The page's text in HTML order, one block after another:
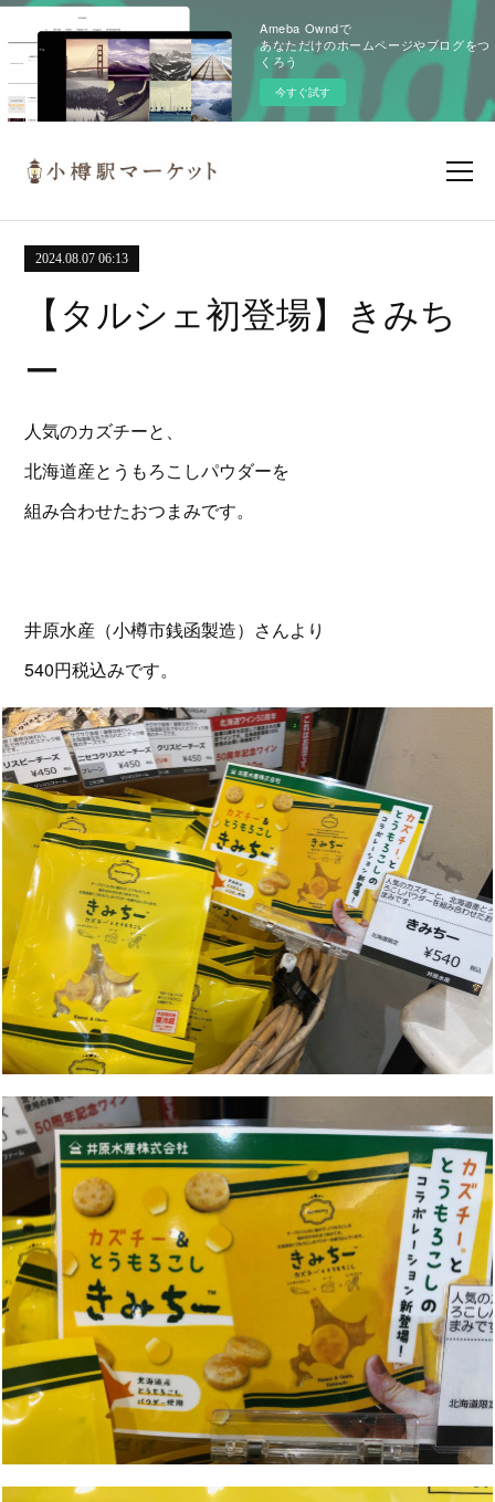
Ameba Owndで
あなただけのホームページやブログをつ
くろう
今すぐ試す
2024.08.07 06:13
【タルシェ初登場】きみち
ー
人気のカズチーと、
北海道産とうもろこしパウダーを
組み合わせたおつまみです。
井原水産（小樽市銭函製造）さんより
540円税込みです。